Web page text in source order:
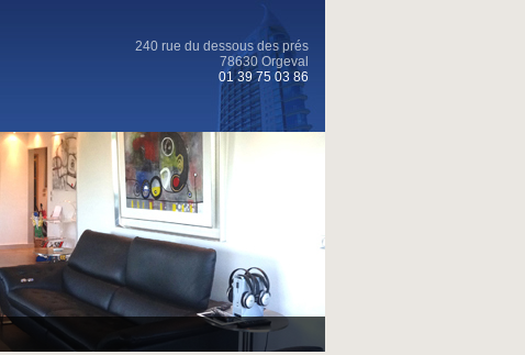
240 rue du dessous des prés
78630 Orgeval
01 39 75 03 86